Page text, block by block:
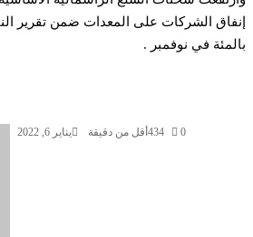
في نوفمبر .
يناير 6, 2022 434 أقل من دقيقة